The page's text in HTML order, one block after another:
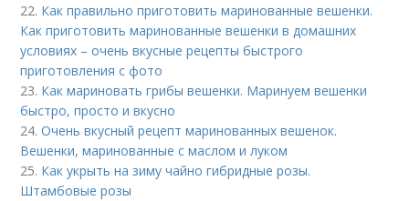
22. Как правильно приготовить маринованные вешенки.
Как приготовить маринованные вешенки в домашних
условиях – очень вкусные рецепты быстрого
приготовления с фото
23. Как мариновать грибы вешенки. Маринуем вешенки
быстро, просто и вкусно
24.Очень вкусный рецепт маринованных вешенок.
Вешенки, маринованные с маслом и луком
25. Как укрыть на зиму чайно гибридные розы.
Штамбовые розы